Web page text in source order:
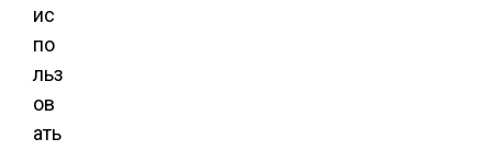
ис
по
льз
ов
ать